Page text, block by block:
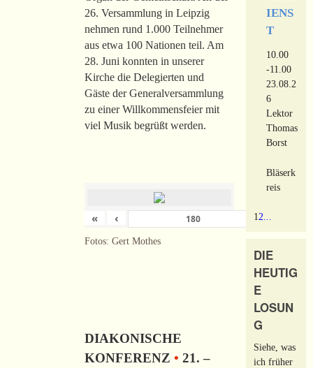
26. Versammlung in Leipzig
nehmen rund 1.000 Teilnehmer
aus etwa 100 Nationen teil. Am
28. Juni konnten in unserer
Kirche die Delegierten und
Gäste der Generalversammlung
zu einer Willkommensfeier mit
viel Musik begrüßt werden.
« ‹ von
Fotos: Gert Mothes
DIAKONISCHE
KONFERENZ • 21. –
IENS
T
10.00
-11.00
23.08.2
6
Lektor
Thomas
Borst
Bläserk
reis
12...
DIE
HEUTIG
E
LOSUN
G
Siehe, was
ich früher